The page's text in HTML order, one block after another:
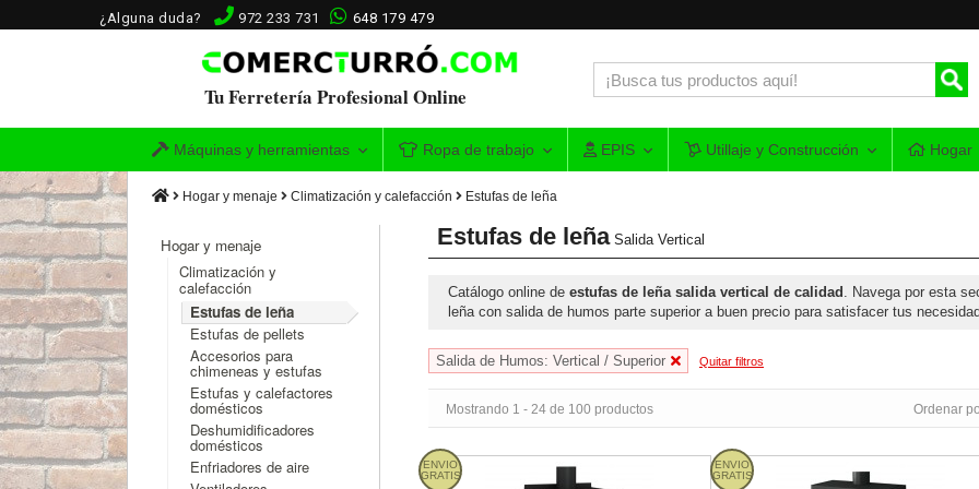
¿Alguna duda? 972 233 731 648 179 479
Tu Ferretería Profesional Online
Máquinas y herramientas Ropa de trabajo EPIS Utillaje y Construcción Hogar
Hogar y menaje Climatización y calefacción Estufas de leña
Hogar y menaje
Climatización y
calefacción
Estufas de leña
Estufas de pellets
Accesorios para
chimeneas y estufas
Estufas y calefactores
domésticos
Deshumidificadores
domésticos
Enfriadores de aire
Estufas de leñaSalida Vertical
Catálogo online de estufas de leña salida vertical de calidad . Navega por esta
leña con salida de humos parte superior a buen precio para satisfacer tus
Salida de Humos: Vertical / Superior Quitar filtros
Mostrando 1 - 24 de 100 productos Ordenar
ENVIO
GRATIS
Bronpi MONZA - Estufa de leña con horno y cocina
ENVIO
GRATIS
Bronpi VERSALLES - Estufa de leña